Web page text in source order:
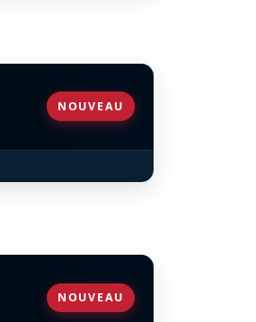
NOUVEAU
NOUVEAU